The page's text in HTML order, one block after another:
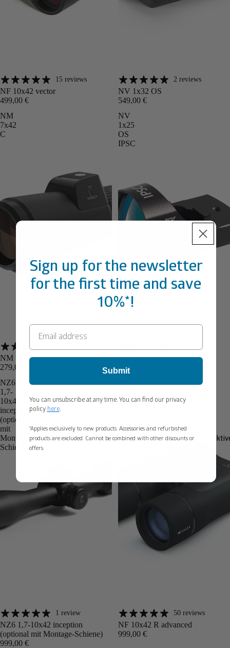
Angebot 15 reviews
NF 10x42 vector
499,00 €
Angebot 2 reviews
NV 1x32 OS
549,00 €
NM
7x42
C
Angebot
NM 7x42 C
279,00 €
NV
1x25
OS
IPSC
11 reviews
NV 1x25 OS IPSC
549,00 €
NZ6
1,7-
10x42
inception
(optional
mit
Montage-
Schiene)
Angebot 1 review
NZ6 1,7-10x42 inception
(optional mit Montage-Schiene)
999,00 €
R
Angebot 50 reviews
NF 10x42 R advanced
999,00 €
Sign up for the newsletter
for the first time and save
10%*!
Submit
You can unsubscribe at any time. You can find our privacy
policy here.
*Applies exclusively to new products. Accessories and refurbished
products are excluded. Cannot be combined with other discounts or
offers.